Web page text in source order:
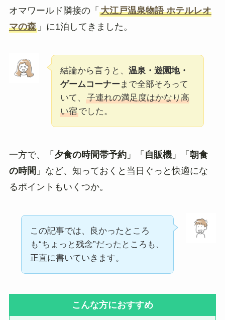
オマワールド隣接の「 大江戸温泉物語 ホテルレオ
マの森」に1泊してきました。
結論から言うと、 温泉・遊園地・
ゲームコーナーまで全部そろって
いて、
子連れの満足度はかなり高
い宿でした。
一方で、「 夕食の時間帯予約」「 自販機」「 朝食
の時間 」など、知っておくと当日ぐっと快適にな
るポイントもいくつか。
この記事では、良かったところ
も“ちょっと残念”だったところも、
正直に書いていきます。
こんな方におすすめ